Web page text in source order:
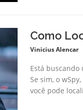
Como
Vinicius Alencar
Está
Se sim, o
você pode